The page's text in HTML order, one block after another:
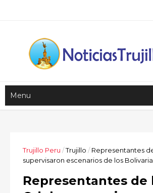
Trujillo Peru /Trujillo / Representantes
supervisaron escenarios de los
Representantes de